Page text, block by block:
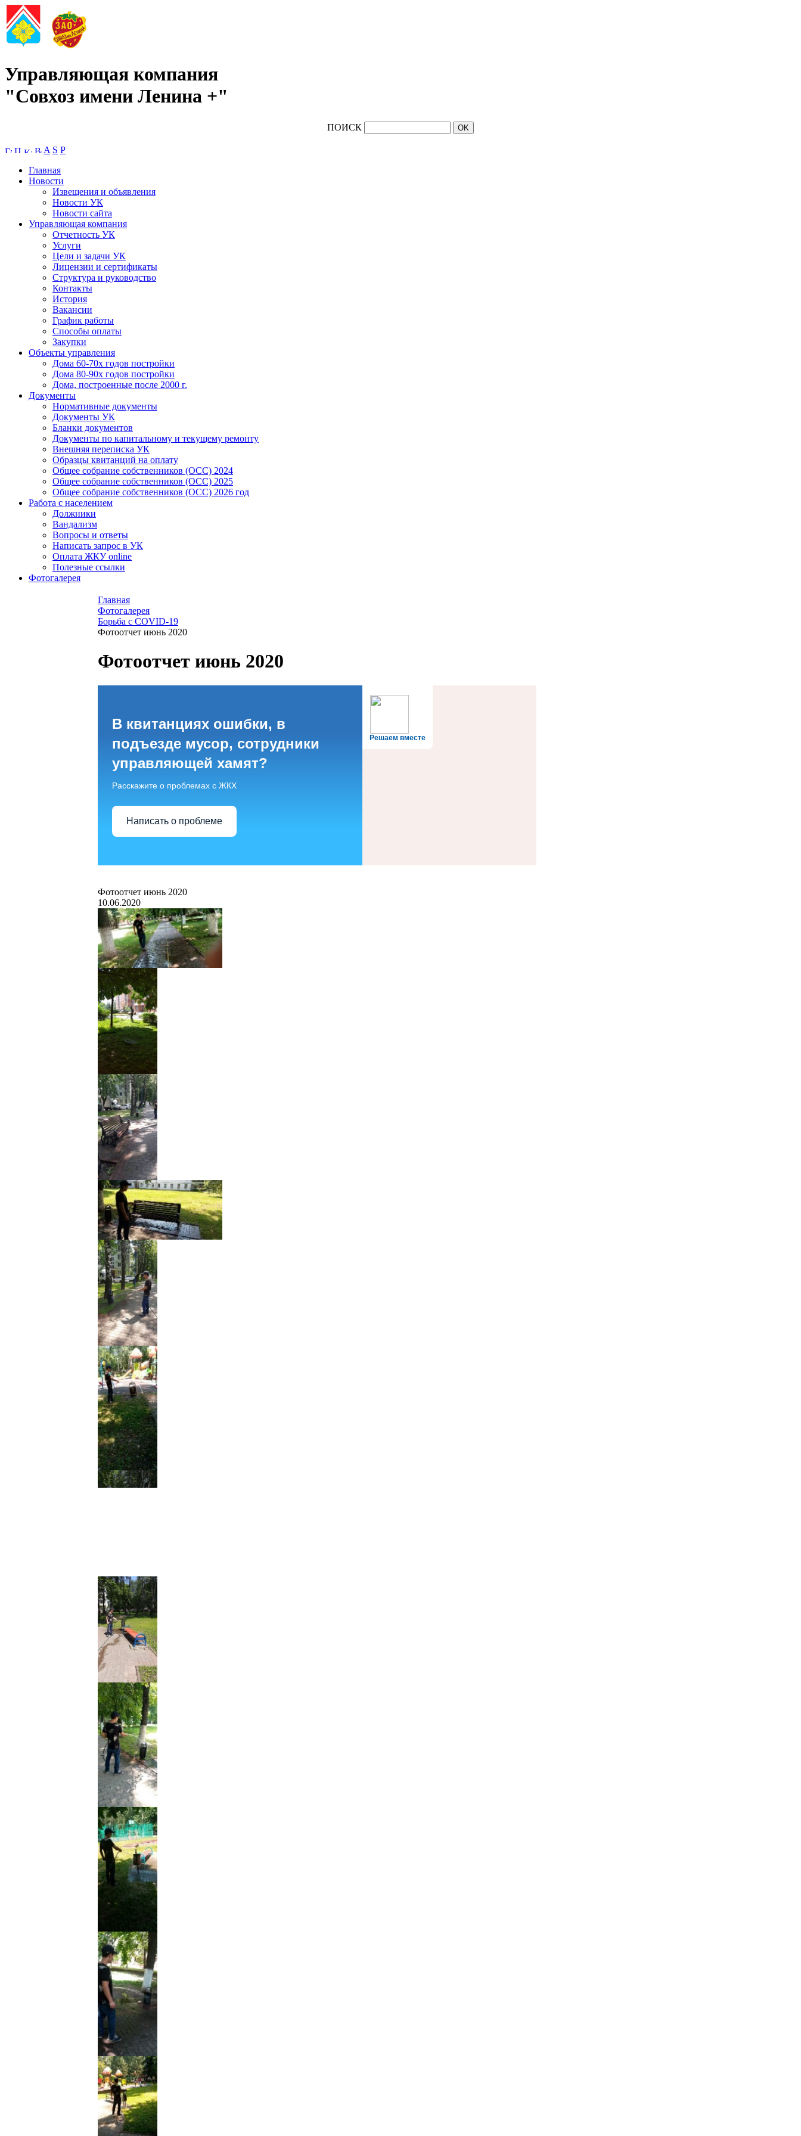
Управляющая компания
"Совхоз имени Ленина +"
ПОИСК
A S P
Главная
Новости
Извещения и объявления
Новости УК
Новости сайта
Управляющая компания
Отчетность УК
Услуги
Цели и задачи УК
Лицензии и сертификаты
Структура и руководство
Контакты
История
Вакансии
График работы
Способы оплаты
Закупки
Объекты управления
Дома 60-70х годов постройки
Дома 80-90х годов постройки
Дома, построенные после 2000 г.
Документы
Нормативные документы
Документы УК
Бланки документов
Документы по капитальному и текущему ремонту
Внешняя переписка УК
Образцы квитанций на оплату
Общее собрание собственников (ОСС) 2024
Общее собрание собственников (ОСС) 2025
Общее собрание собственников (ОСС) 2026 год
Работа с населением
Должники
Вандализм
Вопросы и ответы
Написать запрос в УК
Оплата ЖКУ online
Полезные ссылки
Фотогалерея
Главная
Фотогалерея
Борьба с COVID-19
Фотоотчет июнь 2020
Фотоотчет июнь 2020
Решаем вместе
В квитанциях ошибки, в
подъезде мусор, сотрудники
управляющей хамят?
Расскажите о проблемах с ЖКХ
Написать о проблеме
Фотоотчет июнь 2020
10.06.2020